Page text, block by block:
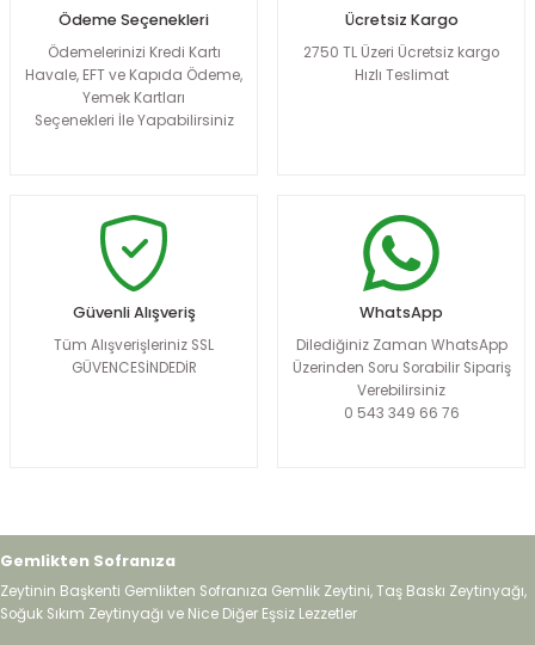
Ödeme Seçenekleri
Ödemelerinizi Kredi Kartı
Havale, EFT ve Kapıda Ödeme,
Yemek Kartları
Seçenekleri İle Yapabilirsiniz
Ücretsiz Kargo
2750 TL Üzeri Ücretsiz kargo
Hızlı Teslimat
Güvenli Alışveriş
Tüm Alışverişleriniz SSL
GÜVENCESİNDEDİR
WhatsApp
Dilediğiniz Zaman WhatsApp
Üzerinden Soru Sorabilir Sipariş
Verebilirsiniz
0 543 349 66 76
Gemlikten Sofranıza
Zeytinin Başkenti Gemlikten Sofranıza Gemlik Zeytini, Taş Baskı Zeytinyağı,
Soğuk Sıkım Zeytinyağı ve Nice Diğer Eşsiz Lezzetler